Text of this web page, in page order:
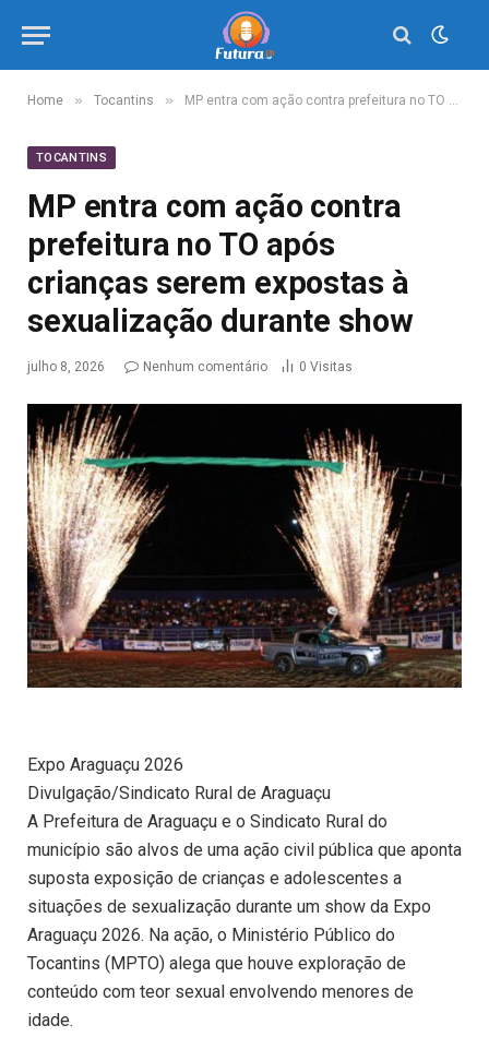
Home » Tocantins » MP entra com ação contra prefeitura no TO após crianças serem expostas à sexualização durante show
TOCANTINS
MP entra com ação contra
prefeitura no TO após
crianças serem expostas à
sexualização durante show
julho 8, 2026 Nenhum comentário 0 Visitas
Expo Araguaçu 2026
Divulgação/Sindicato Rural de Araguaçu
A Prefeitura de Araguaçu e o Sindicato Rural do
município são alvos de uma ação civil pública que aponta
suposta exposição de crianças e adolescentes a
situações de sexualização durante um show da Expo
Araguaçu 2026. Na ação, o Ministério Público do
Tocantins (MPTO) alega que houve exploração de
conteúdo com teor sexual envolvendo menores de
idade.